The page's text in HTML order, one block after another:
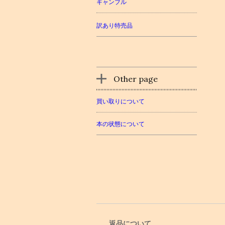
ギャンブル
訳あり特売品
Other page
買い取りについて
本の状態について